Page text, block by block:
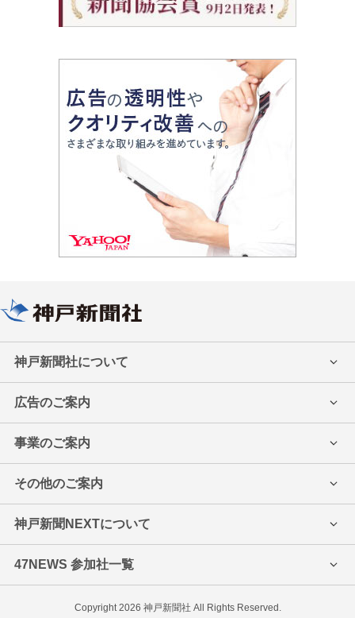
神戸新聞社について
会社案内
契約社員/アルバイト募集
地域パートナー宣言
写真販売のご案内
神戸新聞社へのお問い合わせ
広告のご案内
紙面・ネット
デジタルサイネージ
事業のご案内
主催・後援一覧
松方ホール音楽賞
新聞感想文コンクール 兵庫県オープンゴルフ
その他のご案内
「発言」(紙面)への投稿
法人向け情報配信のご案内
わが家のアイドル申込み 神戸新聞情報文化懇話会
神戸新聞NEXTについて
47NEWS 参加社一覧
Copyright 2026 神戸新聞社 All Rights Reserved.